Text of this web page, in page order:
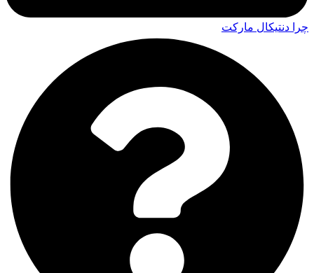
چرا دنتیکال مارکت